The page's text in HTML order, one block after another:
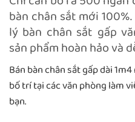
bàn chân sắt mới
lý bàn chân sắt gấp
sản phẩm hoàn hảo và
Bán bàn chân sắt gấp dài
bố trí tại các văn phòng làm
bạn.